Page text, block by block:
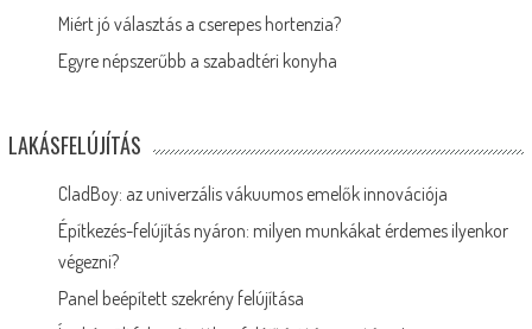
Miért jó választás a cserepes hortenzia?
Egyre népszerűbb a szabadtéri konyha
LAKÁSFELÚJÍTÁS
CladBoy: az univerzális vákuumos emelők innovációja
Építkezés-felújítás nyáron: milyen munkákat érdemes ilyenkor
végezni?
Panel beépített szekrény felújítása